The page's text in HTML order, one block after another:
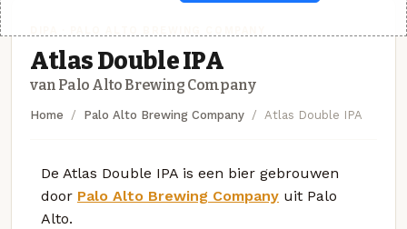
Atlas Double IPA
van Palo Alto Brewing Company
Home Palo Alto Brewing Company Atlas Double IPA
De Atlas Double IPA is een bier gebrouwen
door Palo Alto Brewing Company uit Palo
Alto.